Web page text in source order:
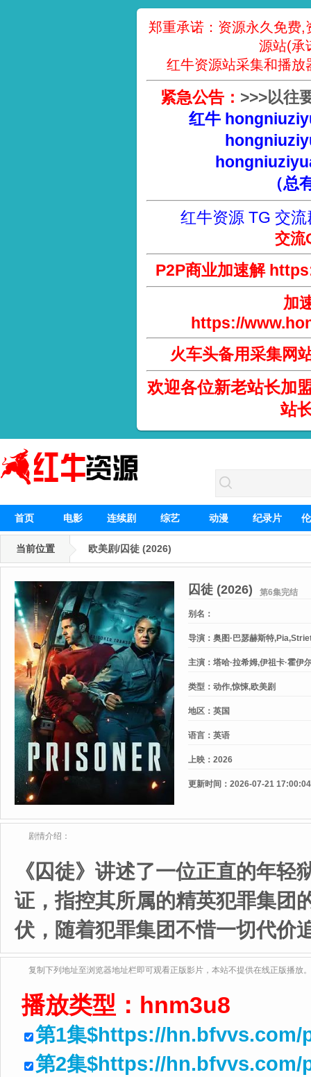
郑重承诺：资源永久免费
源站(承
红牛资源站采集和播放
紧急公告： >>>以往
红牛
（总
红牛资源 TG 交流
交流
P2P商业加速解
加
https://
火车头备用采集网
欢迎各位新老站长加
站
首页 电影 连续剧 综艺 动漫 纪录片
当前位置 欧美剧/囚徒 (2026)
囚徒 (2026) 第6集完结
别名：
导演： 奥图·巴瑟赫斯特
主演： 塔哈·拉希姆,伊祖卡·霍
劳里·戴维森,肯·恩沃苏,莉奥妮·
福·凯尔科尔,安东·瓦朗西
类型： 动作,惊悚,欧美剧
地区： 英国
语言： 英语
上映： 2026
更新时间： 2026-07-21 17:00:04
剧情介绍：
《囚徒》讲述了一位正直的年
证，指控其所属的精英犯罪集团
伏，随着犯罪集团不惜一切代价
复制下列地址至浏览器地址栏即可观看正版影片，本站不提供在线正版播放。
播放类型： hnm3u8
第1集$https://hn.bfvvs.com/
第2集$https://hn.bfvvs.com/